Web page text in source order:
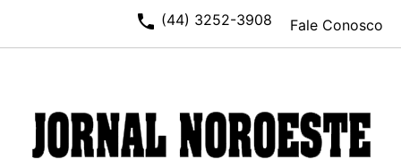
Fale Conosco
phone (44) 3252-3908